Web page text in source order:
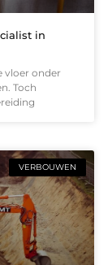
in
vloer onder
Toch
VERBOUWEN